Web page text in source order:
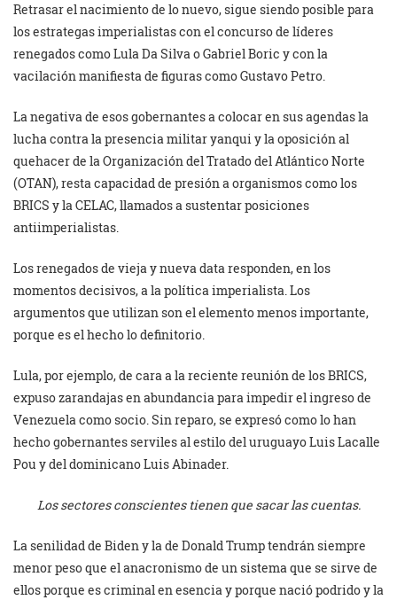
Retrasar el nacimiento de lo nuevo, sigue siendo posible para
los estrategas imperialistas con el concurso de líderes
renegados como Lula Da Silva o Gabriel Boric y con la
vacilación manifiesta de figuras como Gustavo Petro.
La negativa de esos gobernantes a colocar en sus agendas la
lucha contra la presencia militar yanqui y la oposición al
quehacer de la Organización del Tratado del Atlántico Norte
(OTAN), resta capacidad de presión a organismos como los
BRICS y la CELAC, llamados a sustentar posiciones
antiimperialistas.
Los renegados de vieja y nueva data responden, en los
momentos decisivos, a la política imperialista. Los
argumentos que utilizan son el elemento menos importante,
porque es el hecho lo definitorio.
Lula, por ejemplo, de cara a la reciente reunión de los BRICS,
expuso zarandajas en abundancia para impedir el ingreso de
Venezuela como socio. Sin reparo, se expresó como lo han
hecho gobernantes serviles al estilo del uruguayo Luis Lacalle
Pou y del dominicano Luis Abinader.
Los sectores conscientes tienen que sacar las cuentas.
La senilidad de Biden y la de Donald Trump tendrán siempre
menor peso que el anacronismo de un sistema que se sirve de
ellos porque es criminal en esencia y porque nació podrido y la